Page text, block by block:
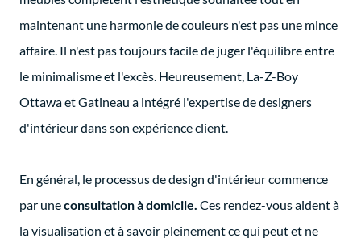
maintenant une harmonie de couleurs n'est pas une mince
affaire. Il n'est pas toujours facile de juger l'équilibre entre
le minimalisme et l'excès. Heureusement, La-Z-Boy
Ottawa et Gatineau a intégré l'expertise de designers
d'intérieur dans son expérience client.
En général, le processus de design d'intérieur commence
par uneconsultation à domicile. Ces rendez-vous aident à
la visualisation et à savoir pleinement ce qui peut et ne